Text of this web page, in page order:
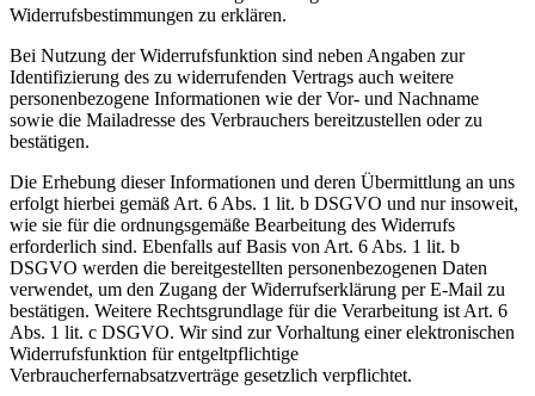
Widerrufsbestimmungen zu erklären.
Bei Nutzung der Widerrufsfunktion sind neben Angaben zur
Identifizierung des zu widerrufenden Vertrags auch weitere
personenbezogene Informationen wie der Vor- und Nachname
sowie die Mailadresse des Verbrauchers bereitzustellen oder zu
bestätigen.
Die Erhebung dieser Informationen und deren Übermittlung an uns
erfolgt hierbei gemäß Art. 6 Abs. 1 lit. b DSGVO und nur insoweit,
wie sie für die ordnungsgemäße Bearbeitung des Widerrufs
erforderlich sind. Ebenfalls auf Basis von Art. 6 Abs. 1 lit. b
DSGVO werden die bereitgestellten personenbezogenen Daten
verwendet, um den Zugang der Widerrufserklärung per E-Mail zu
bestätigen. Weitere Rechtsgrundlage für die Verarbeitung ist Art. 6
Abs. 1 lit. c DSGVO. Wir sind zur Vorhaltung einer elektronischen
Widerrufsfunktion für entgeltpflichtige
Verbraucherfernabsatzverträge gesetzlich verpflichtet.